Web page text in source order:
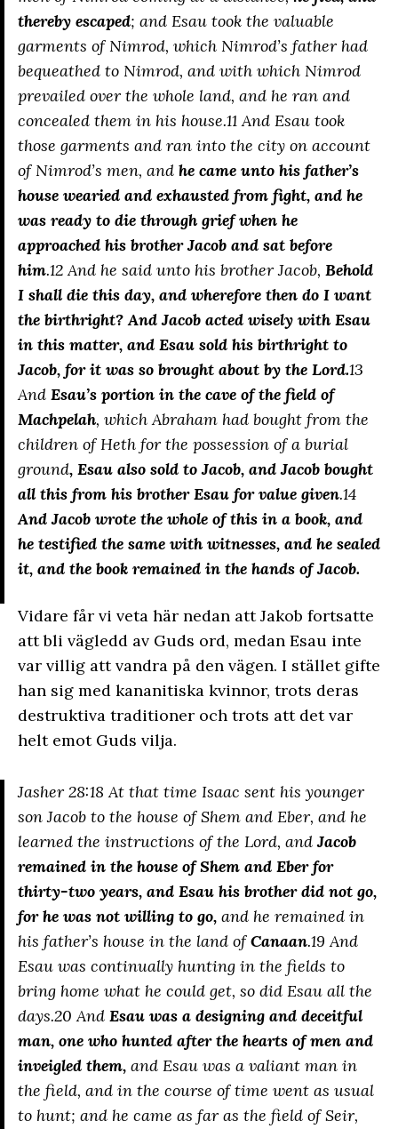
thereby escaped; and Esau took the valuable
garments of Nimrod, which Nimrod’s father had
bequeathed to Nimrod, and with which Nimrod
prevailed over the whole land, and he ran and
concealed them in his house.11 And Esau took
those garments and ran into the city on account
of Nimrod’s men, and he came unto his father’s
house wearied and exhausted from fight, and he
was ready to die through grief when he
approached his brother Jacob and sat before
him.12 And he said unto his brother Jacob, Behold
I shall die this day, and wherefore then do I want
the birthright? And Jacob acted wisely with Esau
in this matter, and Esau sold his birthright to
Jacob, for it was so brought about by the Lord.13
And Esau’s portion in the cave of the field of
Machpelah, which Abraham had bought from the
children of Heth for the possession of a burial
ground, Esau also sold to Jacob, and Jacob bought
all this from his brother Esau for value given.14
And Jacob wrote the whole of this in a book, and
he testified the same with witnesses, and he sealed
it, and the book remained in the hands of Jacob.
Vidare får vi veta här nedan att Jakob fortsatte
att bli vägledd av Guds ord, medan Esau inte
var villig att vandra på den vägen. I stället gifte
han sig med kananitiska kvinnor, trots deras
destruktiva traditioner och trots att det var
helt emot Guds vilja.
Jasher 28:18 At that time Isaac sent his younger
son Jacob to the house of Shem and Eber, and he
learned the instructions of the Lord, andJacob
remained in the house of Shem and Eber for
thirty-two years, and Esau his brother did not go,
for he was not willing to go, and he remained in
his father’s house in the land ofCanaan.19 And
Esau was continually hunting in the fields to
bring home what he could get, so did Esau all the
days.20 And Esau was a designing and deceitful
man, one who hunted after the hearts of men and
inveigled them, and Esau was a valiant man in
the field, and in the course of time went as usual
to hunt; and he came as far as the field of Seir,